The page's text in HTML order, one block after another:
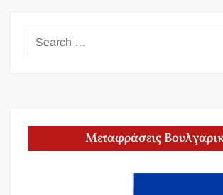
Μεταφράσεις